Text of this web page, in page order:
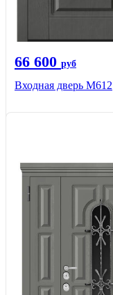
66 600 руб
Входная дверь М612